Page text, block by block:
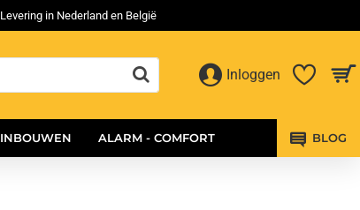
Levering in Nederland en België
Inloggen
INBOUWEN ALARM - COMFORT BLOG